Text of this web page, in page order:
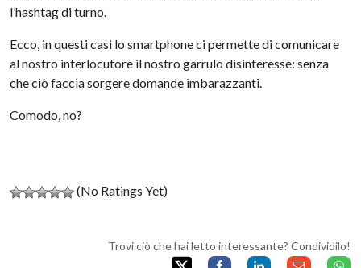
l’hashtag di turno.
Ecco, in questi casi lo smartphone ci permette di comunicare
al nostro interlocutore il nostro garrulo disinteresse: senza
che ciò faccia sorgere domande imbarazzanti.
Comodo, no?
(No Ratings Yet)
Trovi ciò che hai letto interessante? Condividilo!